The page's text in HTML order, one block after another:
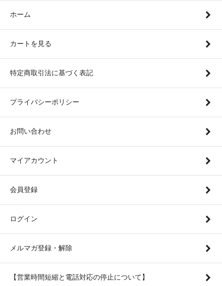
ホーム
カートを見る
特定商取引法に基づく表記
プライバシーポリシー
お問い合わせ
マイアカウント
会員登録
ログイン
メルマガ登録・解除
【営業時間短縮と電話対応の停止について】